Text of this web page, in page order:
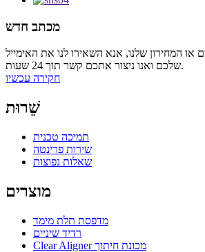
מכתב חדש
או המחירון שלנו, אנא השאירו לנו את האימייל
שלכם ואנו ניצור אתכם קשר תוך 24 שעות.
חקירה עכשיו
שֵׁרוּת
תמיכה טכנית
שירות פרינטה
שאלות נפוצות
מוצרים
מדפסת תלת מימד
רדיד שיניים
Clear Aligner מכונת חיתוך